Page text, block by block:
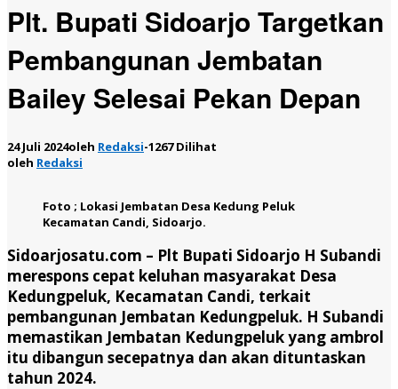
Plt. Bupati Sidoarjo Targetkan
Pembangunan Jembatan
Bailey Selesai Pekan Depan
24 Juli 2024oleh Redaksi-1267 Dilihat
oleh Redaksi
Foto ; Lokasi Jembatan Desa Kedung Peluk
Kecamatan Candi, Sidoarjo.
Sidoarjosatu.com – Plt Bupati Sidoarjo H Subandi
merespons cepat keluhan masyarakat Desa
Kedungpeluk, Kecamatan Candi, terkait
pembangunan Jembatan Kedungpeluk. H Subandi
memastikan Jembatan Kedungpeluk yang ambrol
itu dibangun secepatnya dan akan dituntaskan
tahun 2024.